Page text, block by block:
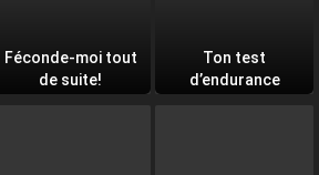
Féconde-moi tout
de suite!
Ton test
d’endurance